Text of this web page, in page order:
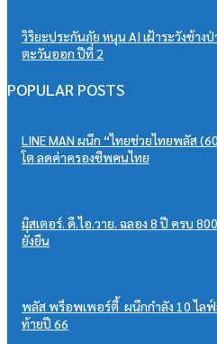
วิริยะประกันภัย หนุน AI เฝ้าระวังช้าง
ตะวันออก ปีที่ 2
POPULAR POSTS
LINE MAN ผนึก “ไทยช่วยไทยพลัส
โต ลดค่าครองชีพคนไทย
มิสเตอร์. ดี.ไอ.วาย. ฉลอง 8 ปี ครบ
ยั่งยืน
พลัส พร็อพเพอร์ตี้ ผนึกกำลัง 10 ไล
ท้ายปี 66